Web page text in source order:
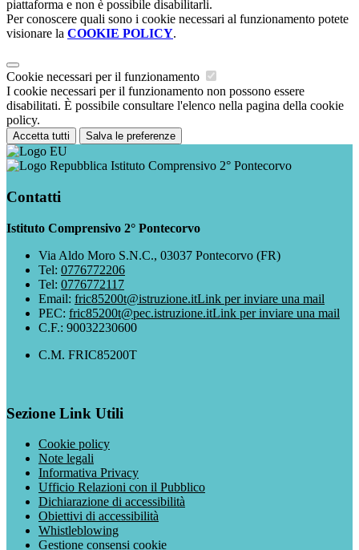
piattaforma e non è possibile disabilitarli.
Per conoscere quali sono i cookie necessari al funzionamento potete
visionare la COOKIE POLICY.
Cookie necessari per il funzionamento
I cookie necessari per il funzionamento non possono essere
disabilitati. È possibile consultare l'elenco nella pagina della cookie
policy.
Accetta tutti Salva le preferenze
Istituto Comprensivo 2° Pontecorvo
Contatti
Istituto Comprensivo 2° Pontecorvo
Via Aldo Moro S.N.C., 03037 Pontecorvo (FR)
Tel: 0776772206
Tel: 0776772117
Email: fric85200t@istruzione.itLink per inviare una mail
PEC: fric85200t@pec.istruzione.itLink per inviare una mail
C.F.: 90032230600
C.M. FRIC85200T
Sezione Link Utili
Cookie policy
Note legali
Informativa Privacy
Ufficio Relazioni con il Pubblico
Dichiarazione di accessibilità
Obiettivi di accessibilità
Whistleblowing
Gestione consensi cookie